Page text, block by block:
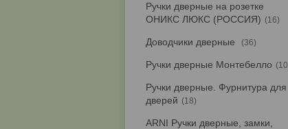
Ручки дверные на розетке
ОНИКС ЛЮКС (РОССИЯ)
16
Доводчики дверные 36
Ручки дверные Монтебелло 10
Ручки дверные. Фурнитура для
дверей
18
ARNI Ручки дверные, замки,